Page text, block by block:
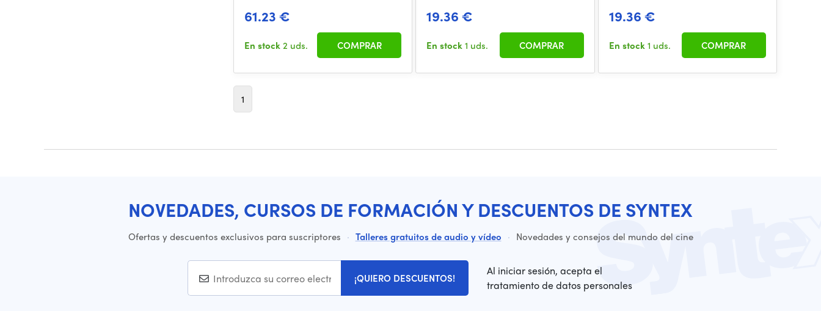
61.23 €
En stock2 uds. COMPRAR
19.36 €
En stock1 uds. COMPRAR
19.36 €
En stock1 uds. COMPRAR
1
NOVEDADES, CURSOS DE FORMACIÓN Y DESCUENTOS DE SYNTEX
Ofertas y descuentos exclusivos para suscriptores · Talleres gratuitos de audio y vídeo · Novedades y consejos del mundo del cine
¡QUIERO DESCUENTOS!
Al iniciar sesión, acepta el
tratamiento de datos personales